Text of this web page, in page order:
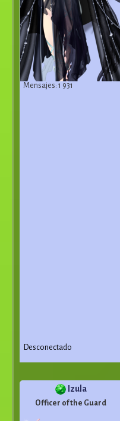
Mensajes: 1 931
Desconectado
Izula
Officer of the Guard